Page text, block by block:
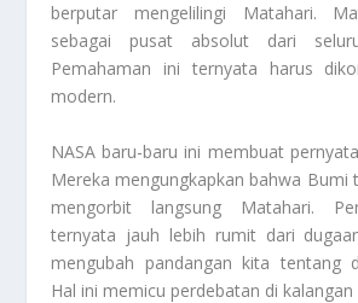
berputar mengelilingi Matahari.
sebagai pusat absolut dari
Pemahaman ini ternyata harus
modern.
NASA baru-baru ini membuat
Mereka mengungkapkan bahwa Bumi
mengorbit langsung Matahari.
ternyata jauh lebih rumit dari
mengubah pandangan kita tentang
Hal ini memicu perdebatan di